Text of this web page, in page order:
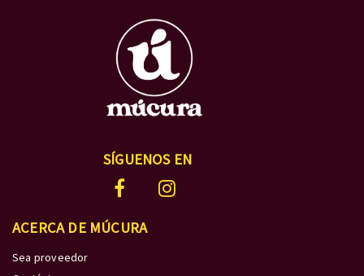
SÍGUENOS EN
ACERCA DE MÚCURA
Sea proveedor